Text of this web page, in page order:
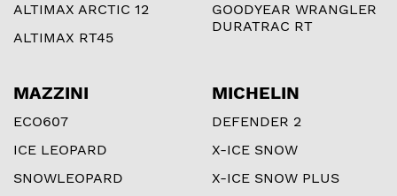
ALTIMAX ARCTIC 12
ALTIMAX RT45
GOODYEAR WRANGLER
DURATRAC RT
MAZZINI
ECO607
ICE LEOPARD
SNOWLEOPARD
MICHELIN
DEFENDER 2
X-ICE SNOW
X-ICE SNOW PLUS